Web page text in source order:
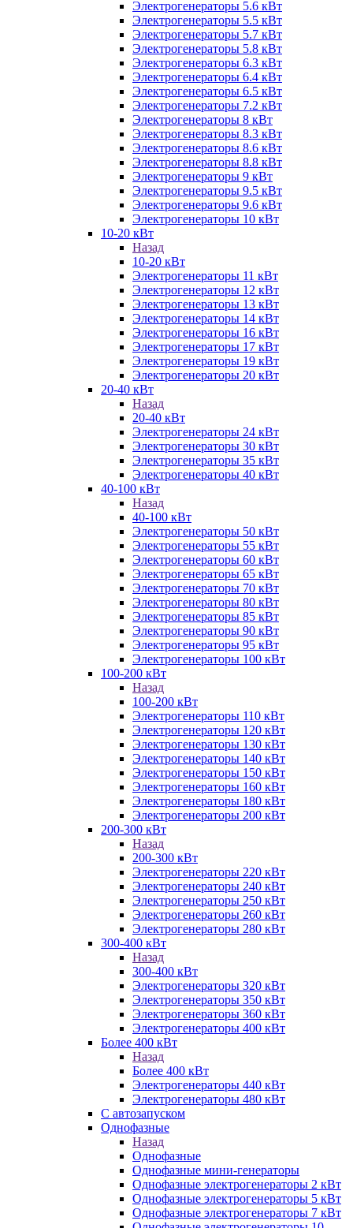
Электрогенераторы 5.6 кВт
Электрогенераторы 5.5 кВт
Электрогенераторы 5.7 кВт
Электрогенераторы 5.8 кВт
Электрогенераторы 6.3 кВт
Электрогенераторы 6.4 кВт
Электрогенераторы 6.5 кВт
Электрогенераторы 7.2 кВт
Электрогенераторы 8 кВт
Электрогенераторы 8.3 кВт
Электрогенераторы 8.6 кВт
Электрогенераторы 8.8 кВт
Электрогенераторы 9 кВт
Электрогенераторы 9.5 кВт
Электрогенераторы 9.6 кВт
Электрогенераторы 10 кВт
10-20 кВт
Назад
10-20 кВт
Электрогенераторы 11 кВт
Электрогенераторы 12 кВт
Электрогенераторы 13 кВт
Электрогенераторы 14 кВт
Электрогенераторы 16 кВт
Электрогенераторы 17 кВт
Электрогенераторы 19 кВт
Электрогенераторы 20 кВт
20-40 кВт
Назад
20-40 кВт
Электрогенераторы 24 кВт
Электрогенераторы 30 кВт
Электрогенераторы 35 кВт
Электрогенераторы 40 кВт
40-100 кВт
Назад
40-100 кВт
Электрогенераторы 50 кВт
Электрогенераторы 55 кВт
Электрогенераторы 60 кВт
Электрогенераторы 65 кВт
Электрогенераторы 70 кВт
Электрогенераторы 80 кВт
Электрогенераторы 85 кВт
Электрогенераторы 90 кВт
Электрогенераторы 95 кВт
Электрогенераторы 100 кВт
100-200 кВт
Назад
100-200 кВт
Электрогенераторы 110 кВт
Электрогенераторы 120 кВт
Электрогенераторы 130 кВт
Электрогенераторы 140 кВт
Электрогенераторы 150 кВт
Электрогенераторы 160 кВт
Электрогенераторы 180 кВт
Электрогенераторы 200 кВт
200-300 кВт
Назад
200-300 кВт
Электрогенераторы 220 кВт
Электрогенераторы 240 кВт
Электрогенераторы 250 кВт
Электрогенераторы 260 кВт
Электрогенераторы 280 кВт
300-400 кВт
Назад
300-400 кВт
Электрогенераторы 320 кВт
Электрогенераторы 350 кВт
Электрогенераторы 360 кВт
Электрогенераторы 400 кВт
Более 400 кВт
Назад
Более 400 кВт
Электрогенераторы 440 кВт
Электрогенераторы 480 кВт
С автозапуском
Однофазные
Назад
Однофазные
Однофазные мини-генераторы
Однофазные электрогенераторы 2 кВт
Однофазные электрогенераторы 5 кВт
Однофазные электрогенераторы 7 кВт